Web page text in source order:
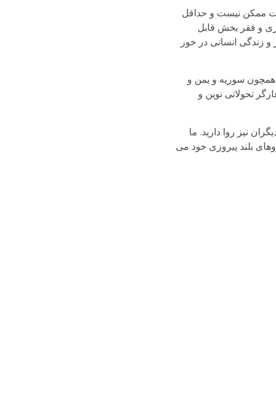
ممکن نیست و حداقل
و فقر بخش قابل
زندگی انسانی در خور
همچون سوریه و یمن و
تحولاتی نوین و
نیز روا دارید. ما
بلند پیروزی خود می